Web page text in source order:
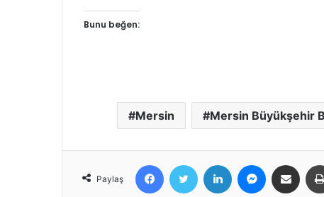
Bunu beğen:
Mersin Mersin Büyükşehir
Paylaş
FacebookTwitter LinkedIn Messenger
E-Posta ile